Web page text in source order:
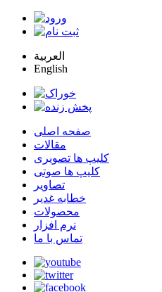
العربية
English
صفحه اصلی
مقالات
کلیپ ها تصویری
کلیپ ها صوتی
تصاویر
خطابه غدیر
محصولات
نرم افزار
تماس با ما